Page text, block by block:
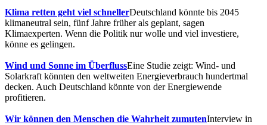
Klima retten geht viel schnellerDeutschland könnte bis 2045
klimaneutral sein, fünf Jahre früher als geplant, sagen
Klimaexperten. Wenn die Politik nur wolle und viel investiere,
könne es gelingen.
Wind und Sonne im ÜberflussEine Studie zeigt: Wind- und
Solarkraft könnten den weltweiten Energieverbrauch hundertmal
decken. Auch Deutschland könnte von der Energiewende
profitieren.
Wir können den Menschen die Wahrheit zumutenInterview in